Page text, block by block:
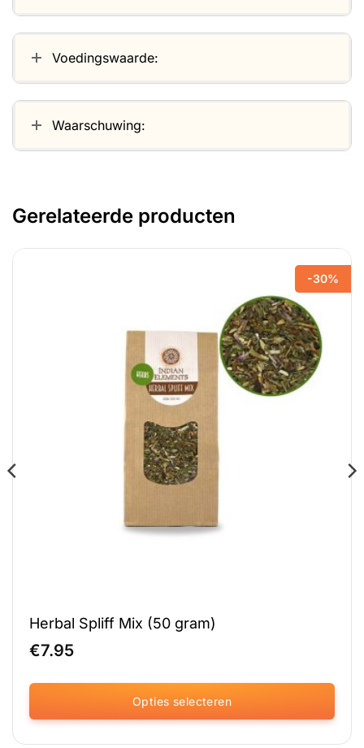
Voedingswaarde:
Waarschuwing:
Gerelateerde producten
-30%
Herbal Spliff Mix (50 gram)
€7.95
Opties selecteren
Dit
product